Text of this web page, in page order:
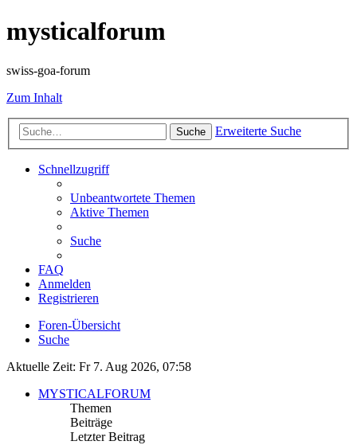
mysticalforum
swiss-goa-forum
Zum Inhalt
Suche Erweiterte Suche
Schnellzugriff
Unbeantwortete Themen
Aktive Themen
Suche
FAQ
Anmelden
Registrieren
Foren-Übersicht
Suche
Aktuelle Zeit: Fr 7. Aug 2026, 07:58
MYSTICALFORUM
Themen
Beiträge
Letzter Beitrag